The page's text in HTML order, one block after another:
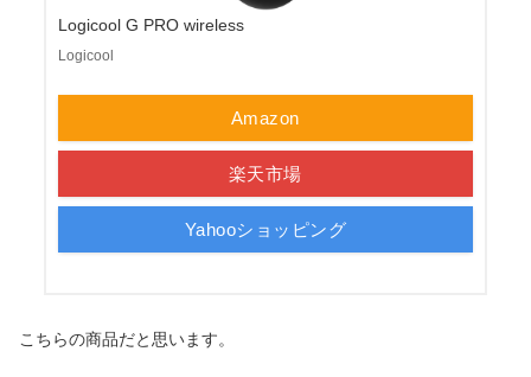
Logicool G PRO wireless
Logicool
Amazon
楽天市場
Yahooショッピング
こちらの商品だと思います。